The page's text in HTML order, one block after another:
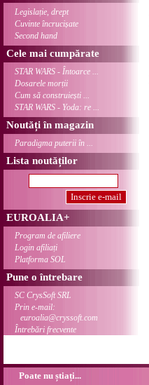
Legislație, drept
Cuvinte încrucișate
Second hand
Cele mai cumpărate
STAR WARS - Întoarce ...
Dosarele morții
Cum să construiești ...
STAR WARS - Yoda: re ...
Noutăți în magazin
Paradigma puterii în ...
Lista noutăților
EUROALIA+
Program de afiliere
Login afiliați
Platforma SOL
Pune o întrebare
SC CrysSoft SRL
Prin e-mail:
euroalia@cryssoft.com
Întrebări frecvente
Poate nu știați...